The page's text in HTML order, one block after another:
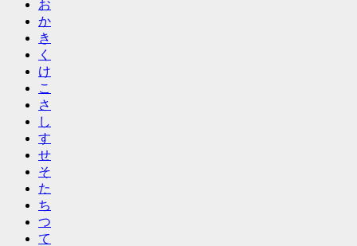
お
か
き
く
け
こ
さ
し
す
せ
そ
た
ち
つ
て